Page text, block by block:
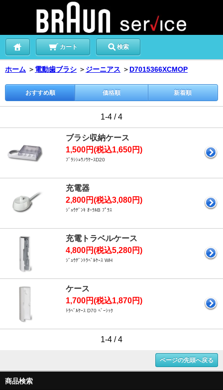
カート 検索
ホーム ＞ 電動歯ブラシ ＞ ジーニアス ＞ D7015366XCMOP
おすすめ順 価格順 新着順
1-4 / 4
ブラシ収納ケース
1,500円(税込1,650円)
ﾌﾞﾗｼｼｭｳﾉｳｹｰｽD20
充電器
2,800円(税込3,080円)
ｼﾞｭｳﾃﾞﾝｷ ｵｰﾗﾙB ﾌﾟﾗｽ
充電トラベルケース
4,800円(税込5,280円)
ｼﾞｭｳﾃﾞﾝﾄﾗﾍﾞﾙｹｰｽ WH
ケース
1,700円(税込1,870円)
ﾄﾗﾍﾞﾙｹｰｽ D70 ﾍﾞｰｼｯｸ
1-4 / 4
ページの先頭へ戻る
商品検索